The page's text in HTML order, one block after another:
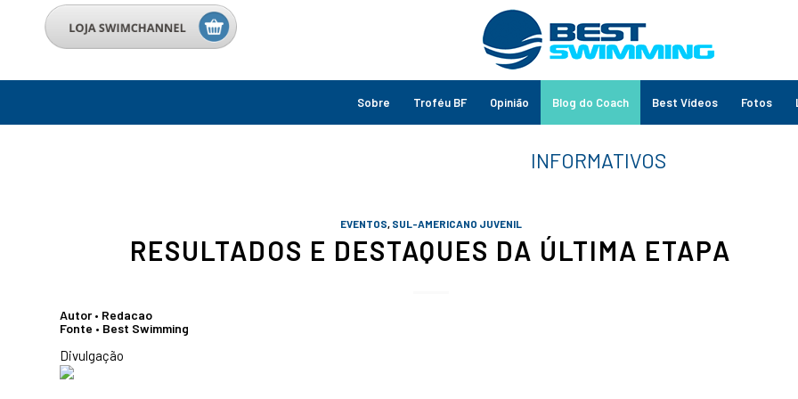
Sobre Troféu BF Opinião Blog do Coach Best Vídeos Fotos
EVENTOS, SUL-AMERICANO JUVENIL
RESULTADOS E DESTAQUES DA ÚLTIMA ETAPA
Autor • Redacao
Fonte • Best Swimming
Divulgação